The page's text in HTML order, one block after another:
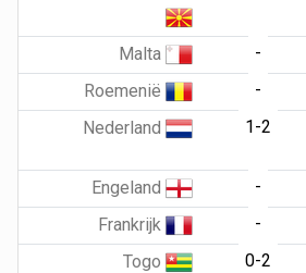
Malta -
Roemenië
-
Nederland
1-2
Engeland
-
Frankrijk
-
Togo
0-2